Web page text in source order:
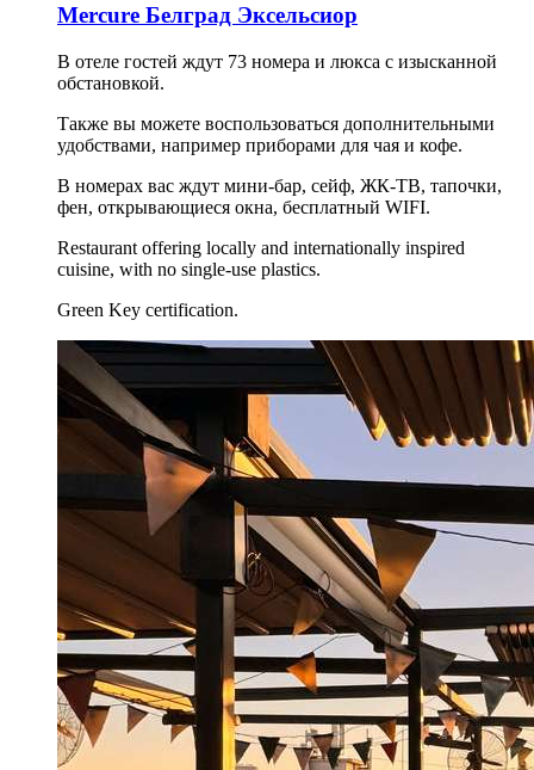
Mercure Белград Эксельсиор
В отеле гостей ждут 73 номера и люкса с изысканной
обстановкой.
Также вы можете воспользоваться дополнительными
удобствами, например приборами для чая и кофе.
В номерах вас ждут мини-бар, сейф, ЖК-ТВ, тапочки,
фен, открывающиеся окна, бесплатный WIFI.
Restaurant offering locally and internationally inspired
cuisine, with no single-use plastics.
Green Key certification.